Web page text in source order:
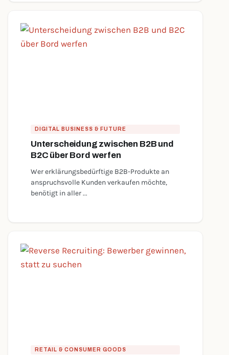
DIGITAL BUSINESS & FUTURE
Unterscheidung zwischen B2B und
B2C über Bord werfen
Wer erklärungsbedürftige B2B-Produkte an
anspruchsvolle Kunden verkaufen möchte,
benötigt in aller ...
RETAIL & CONSUMER GOODS